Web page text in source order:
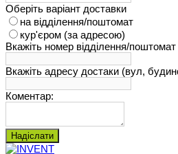
Оберіть варіант доставки
на відділення/поштомат
кур'єром (за адресою)
Вкажіть номер відділення/
Вкажіть адресу достаки (вул,
Коментар:
Надіслати